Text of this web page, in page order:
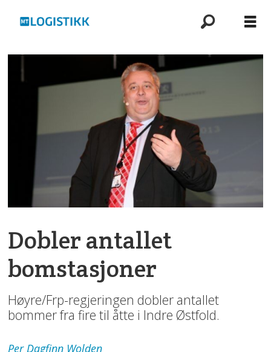
Dobler antallet
bomstasjoner
Høyre/Frp-regjeringen dobler antallet
bommer fra fire til åtte i Indre Østfold.
Per Dagfinn Wolden